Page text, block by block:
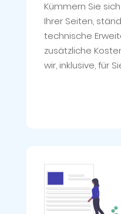
Kümmern Sie
Ihrer Seiten,
technische
zusätzliche
wir, inklusive, für